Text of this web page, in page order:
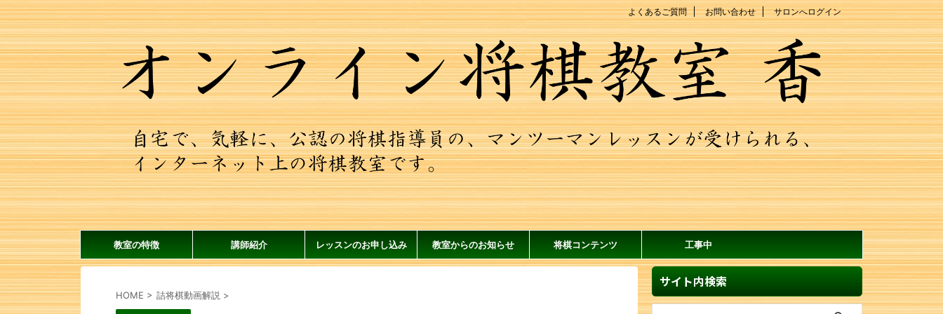
よくあるご質問 お問い合わせ サロンへログイン
教室の特徴 講師紹介 レッスンのお申し込み 教室からのお知らせ 将棋コンテンツ 工事中
HOME > 詰将棋動画解説 >
サイト内検索